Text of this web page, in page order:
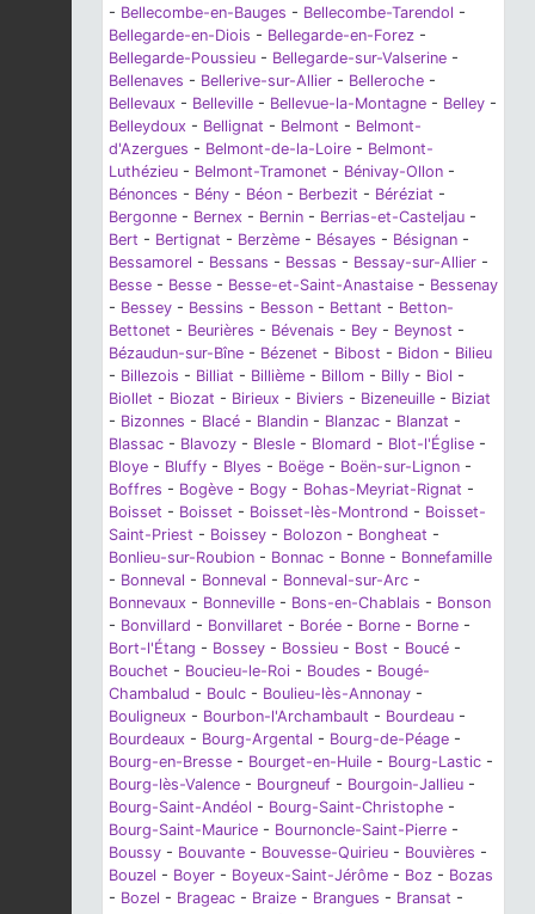
- Bellecombe-en-Bauges - Bellecombe-Tarendol -
Bellegarde-en-Diois - Bellegarde-en-Forez -
Bellegarde-Poussieu - Bellegarde-sur-Valserine -
Bellenaves - Bellerive-sur-Allier - Belleroche -
Bellevaux - Belleville - Bellevue-la-Montagne - Belley -
Belleydoux - Bellignat - Belmont - Belmont-
d'Azergues - Belmont-de-la-Loire - Belmont-
Luthézieu - Belmont-Tramonet - Bénivay-Ollon -
Bénonces - Bény - Béon - Berbezit - Béréziat -
Bergonne - Bernex - Bernin - Berrias-et-Casteljau -
Bert - Bertignat - Berzème - Bésayes - Bésignan -
Bessamorel - Bessans - Bessas - Bessay-sur-Allier -
Besse - Besse - Besse-et-Saint-Anastaise - Bessenay
- Bessey - Bessins - Besson - Bettant - Betton-
Bettonet - Beurières - Bévenais - Bey - Beynost -
Bézaudun-sur-Bîne - Bézenet - Bibost - Bidon - Bilieu
- Billezois - Billiat - Billième - Billom - Billy - Biol -
Biollet - Biozat - Birieux - Biviers - Bizeneuille - Biziat
- Bizonnes - Blacé - Blandin - Blanzac - Blanzat -
Blassac - Blavozy - Blesle - Blomard - Blot-l'Église -
Bloye - Bluffy - Blyes - Boëge - Boën-sur-Lignon -
Boffres - Bogève - Bogy - Bohas-Meyriat-Rignat -
Boisset - Boisset - Boisset-lès-Montrond - Boisset-
Saint-Priest - Boissey - Bolozon - Bongheat -
Bonlieu-sur-Roubion - Bonnac - Bonne - Bonnefamille
- Bonneval - Bonneval - Bonneval-sur-Arc -
Bonnevaux - Bonneville - Bons-en-Chablais - Bonson
- Bonvillard - Bonvillaret - Borée - Borne - Borne -
Bort-l'Étang - Bossey - Bossieu - Bost - Boucé -
Bouchet - Boucieu-le-Roi - Boudes - Bougé-
Chambalud - Boulc - Boulieu-lès-Annonay -
Bouligneux - Bourbon-l'Archambault - Bourdeau -
Bourdeaux - Bourg-Argental - Bourg-de-Péage -
Bourg-en-Bresse - Bourget-en-Huile - Bourg-Lastic -
Bourg-lès-Valence - Bourgneuf - Bourgoin-Jallieu -
Bourg-Saint-Andéol - Bourg-Saint-Christophe -
Bourg-Saint-Maurice - Bournoncle-Saint-Pierre -
Boussy - Bouvante - Bouvesse-Quirieu - Bouvières -
Bouzel - Boyer - Boyeux-Saint-Jérôme - Boz - Bozas
- Bozel - Brageac - Braize - Brangues - Bransat -